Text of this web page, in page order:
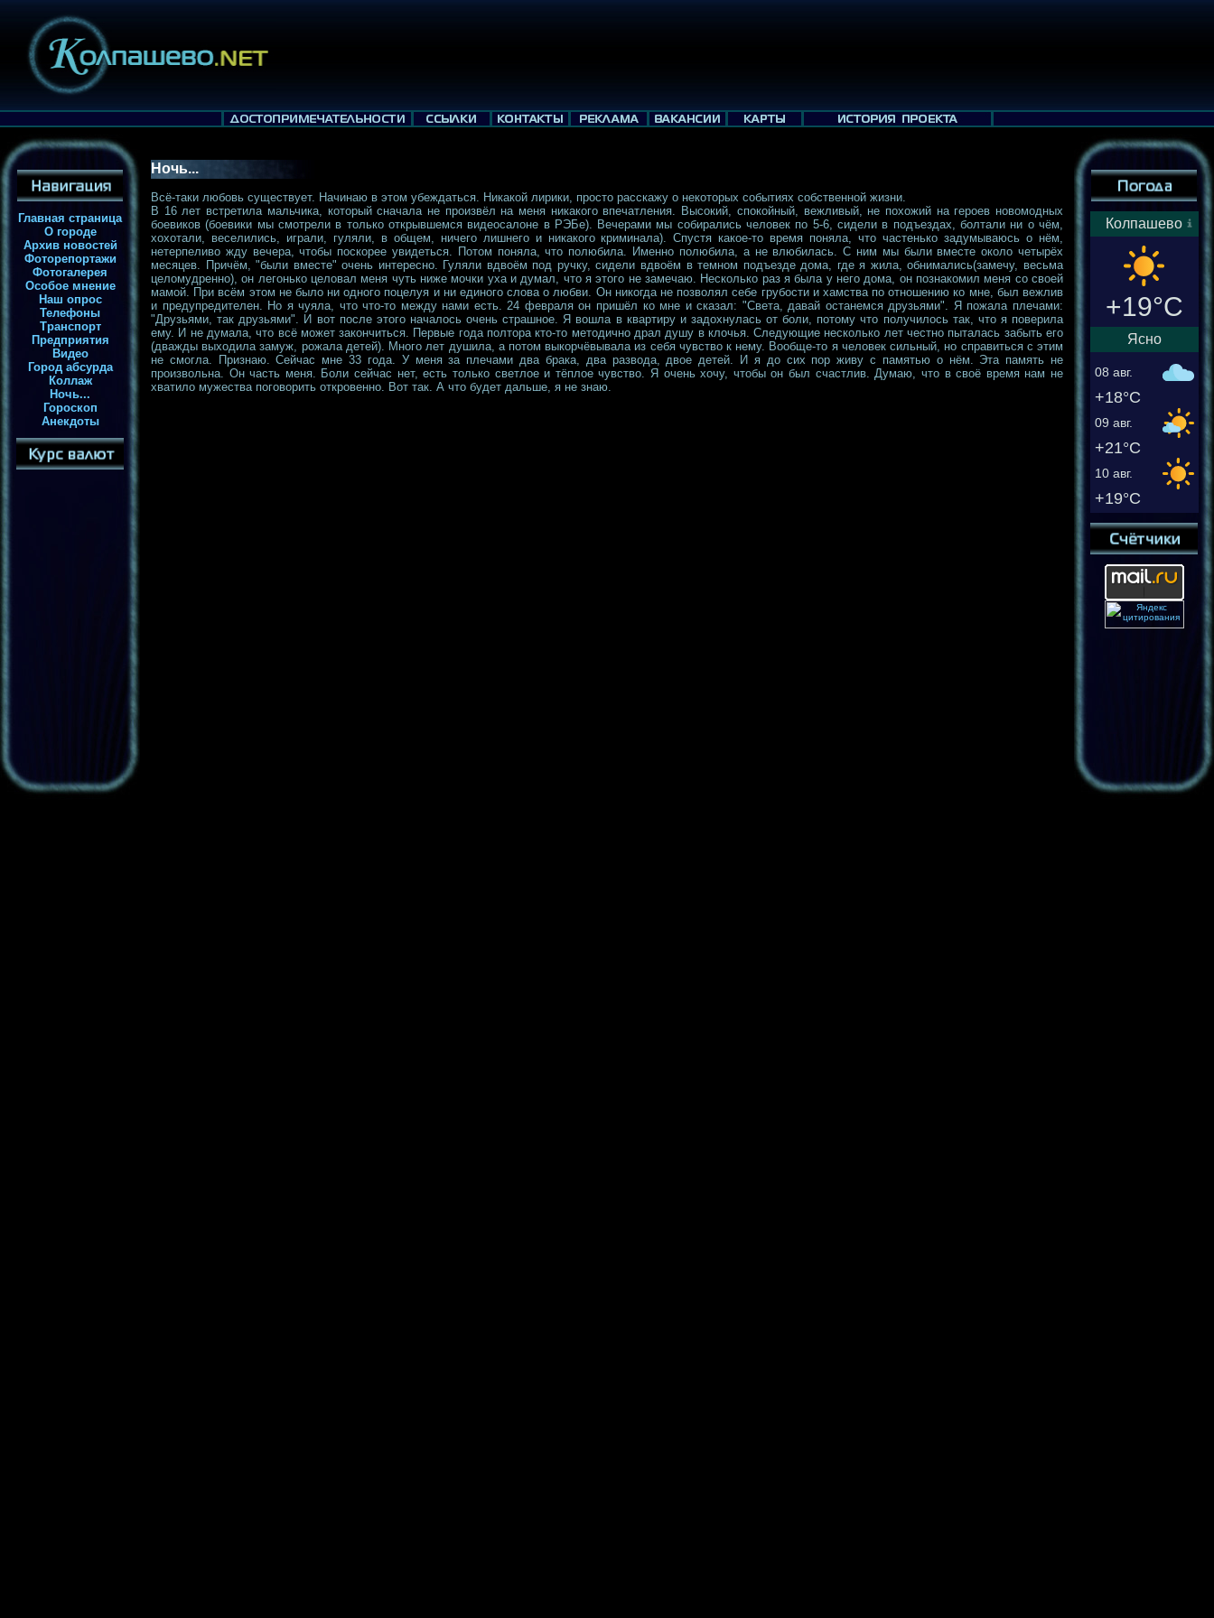
Главная страница
О городе
Архив новостей
Фоторепортажи
Фотогалерея
Особое мнение
Наш опрос
Телефоны
Транспорт
Предприятия
Видео
Город абсурда
Коллаж
Ночь...
Гороскоп
Анекдоты
Ночь...
Всё-таки любовь существует. Начинаю в этом убеждаться. Никакой лирики, просто расскажу о некоторых событиях собственной жизни.
В 16 лет встретила мальчика, который сначала не произвёл на меня никакого впечатления. Высокий, спокойный, вежливый, не похожий на героев новомодных
боевиков (боевики мы смотрели в только открывшемся видеосалоне в РЭБе). Вечерами мы собирались человек по 5-6, сидели в подъездах, болтали ни о чём,
хохотали, веселились, играли, гуляли, в общем, ничего лишнего и никакого криминала). Спустя какое-то время поняла, что частенько задумываюсь о нём,
нетерпеливо жду вечера, чтобы поскорее увидеться. Потом поняла, что полюбила. Именно полюбила, а не влюбилась. С ним мы были вместе около четырёх
месяцев. Причём, "были вместе" очень интересно. Гуляли вдвоём под ручку, сидели вдвоём в темном подъезде дома, где я жила, обнимались(замечу, весьма
целомудренно), он легонько целовал меня чуть ниже мочки уха и думал, что я этого не замечаю. Несколько раз я была у него дома, он познакомил меня со своей
мамой. При всём этом не было ни одного поцелуя и ни единого слова о любви. Он никогда не позволял себе грубости и хамства по отношению ко мне, был вежлив
и предупредителен. Но я чуяла, что что-то между нами есть. 24 февраля он пришёл ко мне и сказал: "Света, давай останемся друзьями". Я пожала плечами:
"Друзьями, так друзьями". И вот после этого началось очень страшное. Я вошла в квартиру и задохнулась от боли, потому что получилось так, что я поверила
ему. И не думала, что всё может закончиться. Первые года полтора кто-то методично драл душу в клочья. Следующие несколько лет честно пыталась забыть его
(дважды выходила замуж, рожала детей). Много лет душила, а потом выкорчёвывала из себя чувство к нему. Вообще-то я человек сильный, но справиться с этим
не смогла. Признаю. Сейчас мне 33 года. У меня за плечами два брака, два развода, двое детей. И я до сих пор живу с памятью о нём. Эта память не
произвольна. Он часть меня. Боли сейчас нет, есть только светлое и тёплое чувство. Я очень хочу, чтобы он был счастлив. Думаю, что в своё время нам не
хватило мужества поговорить откровенно. Вот так. А что будет дальше, я не знаю.
Колпашево
+19°C
Ясно
08 авг.
+18°C
09 авг.
+21°C
10 авг.
+19°C